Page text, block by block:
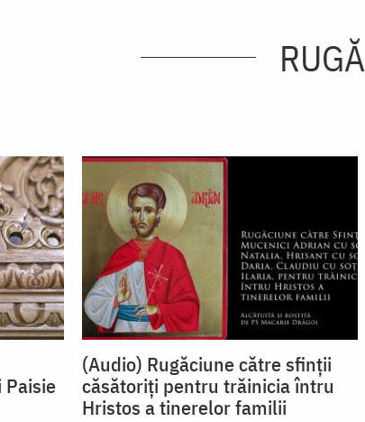
(Audio) Rugăciune către sfinții
căsătoriți pentru trăinicia întru
Hristos a tinerelor familii